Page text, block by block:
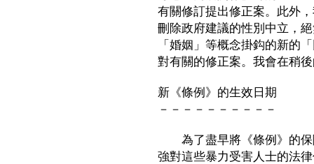
有關修訂提出修正案。此外
刪除政府建議的性別中立，
「婚姻」等概念掛鈎的新的
對有關的修正案。我會在稍
新《條例》的生效日期
－－－－－－－－－－
為了盡早將《條例》的保
強對這些暴力受害人士的法